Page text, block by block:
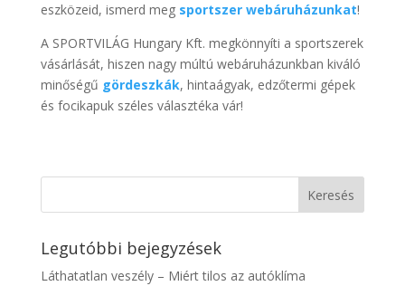
eszközeid, ismerd meg sportszer webáruházunkat!
A SPORTVILÁG Hungary Kft. megkönnyíti a sportszerek
vásárlását, hiszen nagy múltú webáruházunkban kiváló
minőségű gördeszkák, hintaágyak, edzőtermi gépek
és focikapuk széles választéka vár!
Legutóbbi bejegyzések
Láthatatlan veszély – Miért tilos az autóklíma